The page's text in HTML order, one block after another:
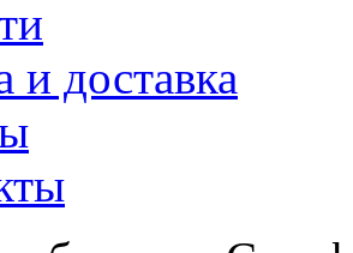
и доставка